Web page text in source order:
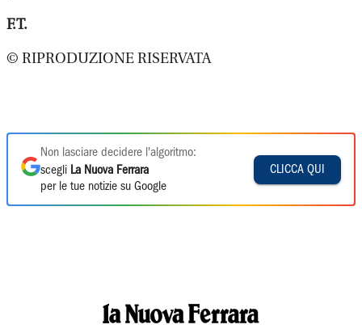
F.T.
© RIPRODUZIONE RISERVATA
Non lasciare decidere l'algoritmo:
scegli La Nuova Ferrara
per le tue notizie su Google
CLICCA QUI